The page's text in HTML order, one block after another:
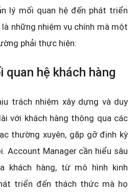
lý mối quan hệ đến phát triển
những nhiệm vụ chính mà một
phải thực hiện:
quan hệ khách hàng
trách nhiệm xây dựng và duy
với khách hàng thông qua các
thường xuyên, gặp gỡ định kỳ
Account Manager cần hiểu sâu
khách hàng, từ mô hình kinh
triển đến thách thức mà họ